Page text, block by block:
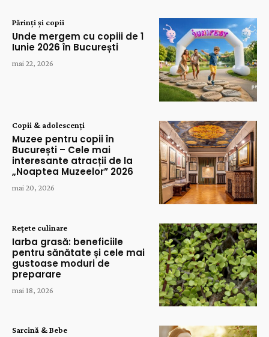
Părinți și copii
Unde mergem cu copiii de 1
Iunie 2026 în București
mai 22, 2026
Copii & adolescenți
Muzee pentru copii în
București – Cele mai
interesante atracții de la
„Noaptea Muzeelor” 2026
mai 20, 2026
Rețete culinare
Iarba grasă: beneficiile
pentru sănătate și cele mai
gustoase moduri de
preparare
mai 18, 2026
Sarcină & Bebe